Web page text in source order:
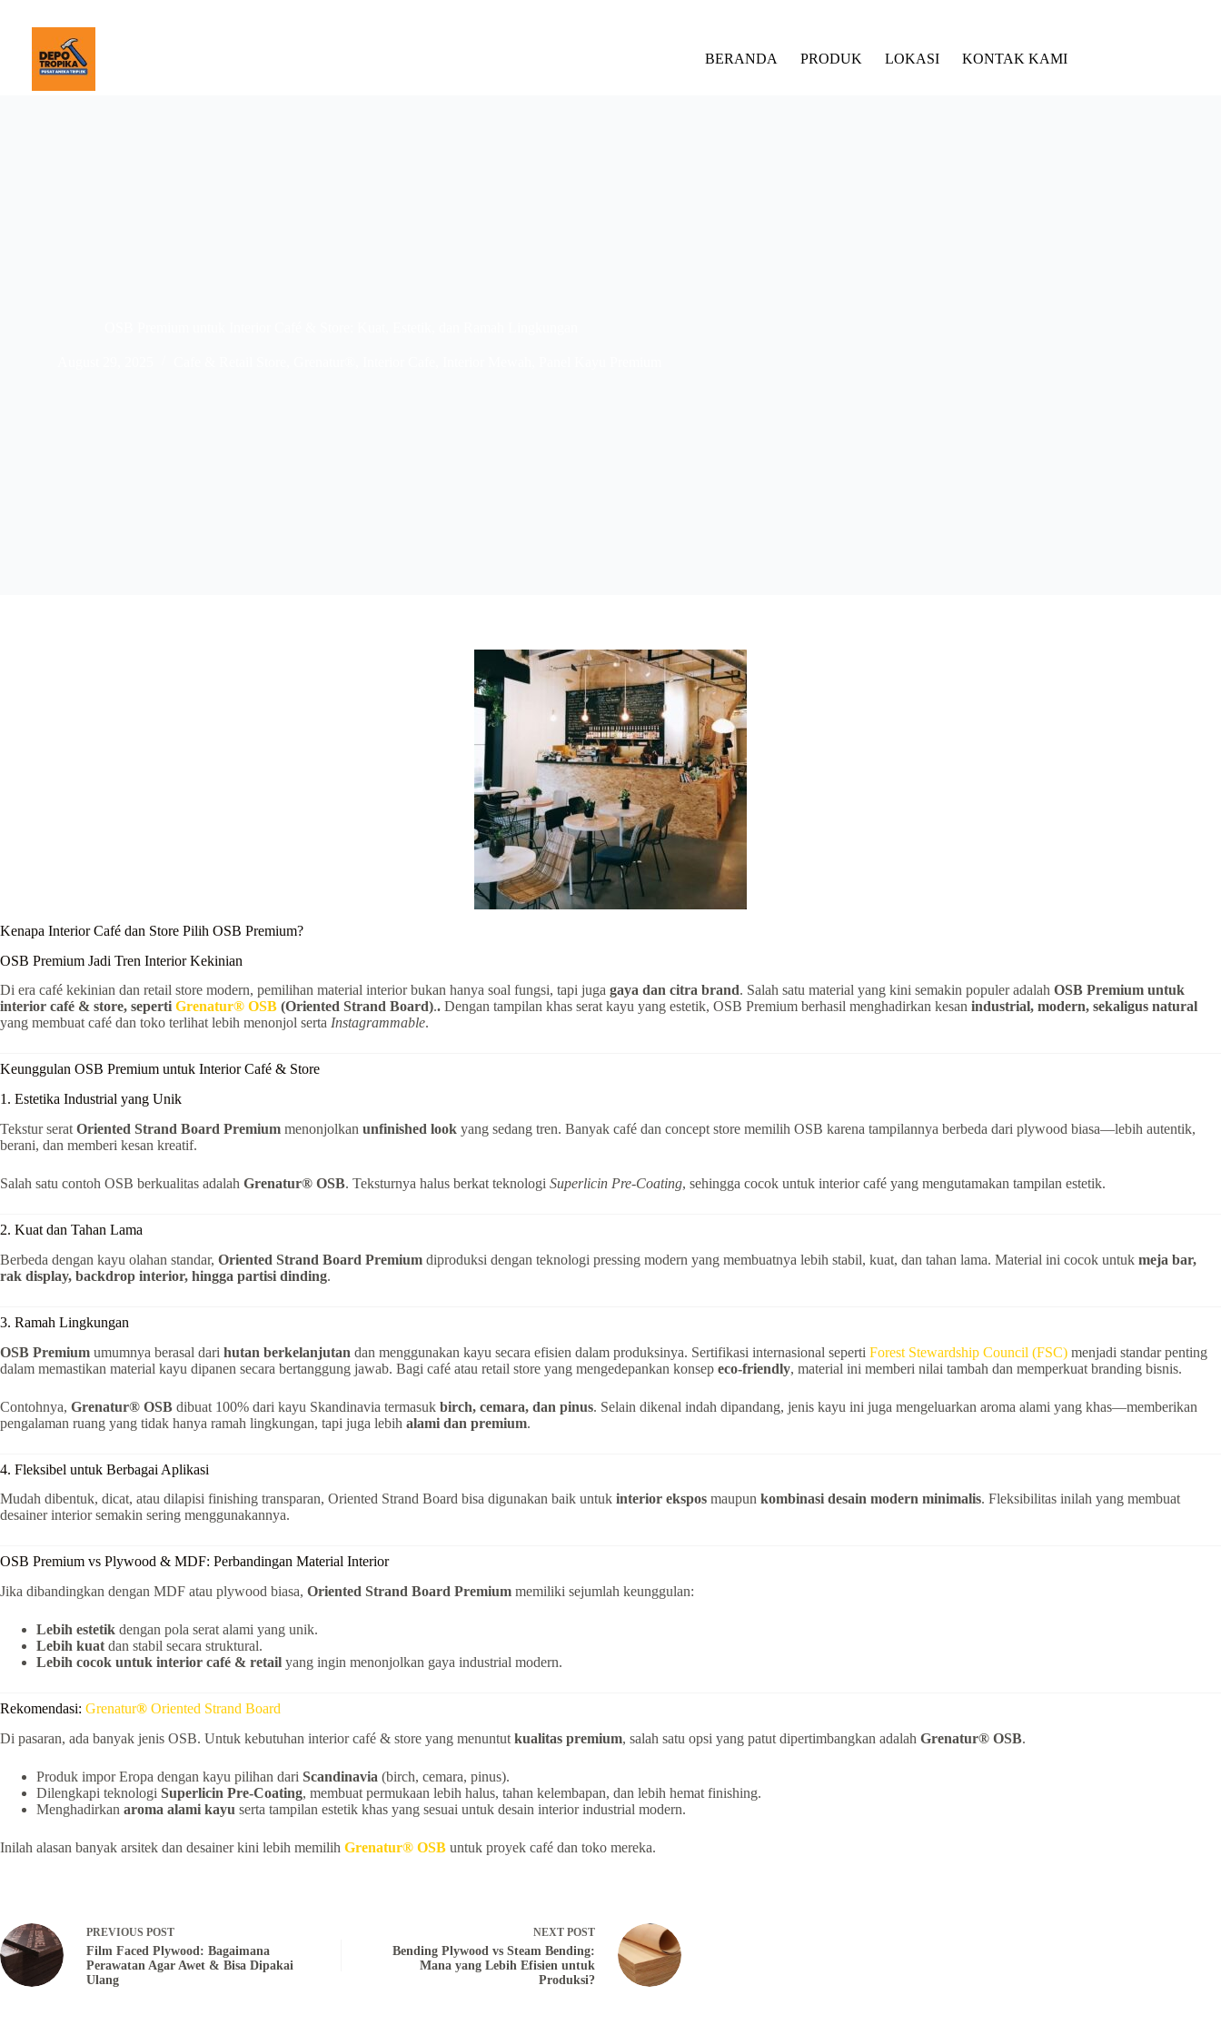
BERANDA PRODUK LOKASI KONTAK KAMI
Kenapa Interior Café dan Store Pilih OSB Premium?
OSB Premium Jadi Tren Interior Kekinian
Di era café kekinian dan retail store modern, pemilihan material interior bukan hanya soal fungsi, tapi juga gaya dan citra brand. Salah satu material yang kini semakin populer adalah OSB Premium untuk
interior café & store, seperti Grenatur® OSB (Oriented Strand Board).. Dengan tampilan khas serat kayu yang estetik, OSB Premium berhasil menghadirkan kesan industrial, modern, sekaligus natural
yang membuat café dan toko terlihat lebih menonjol serta Instagrammable.
Keunggulan OSB Premium untuk Interior Café & Store
1. Estetika Industrial yang Unik
Tekstur serat Oriented Strand Board Premium menonjolkan unfinished look yang sedang tren. Banyak café dan concept store memilih OSB karena tampilannya berbeda dari plywood biasa—lebih autentik,
berani, dan memberi kesan kreatif.
Salah satu contoh OSB berkualitas adalah Grenatur® OSB. Teksturnya halus berkat teknologi Superlicin Pre-Coating, sehingga cocok untuk interior café yang mengutamakan tampilan estetik.
2. Kuat dan Tahan Lama
Berbeda dengan kayu olahan standar, Oriented Strand Board Premium diproduksi dengan teknologi pressing modern yang membuatnya lebih stabil, kuat, dan tahan lama. Material ini cocok untuk meja bar,
rak display, backdrop interior, hingga partisi dinding.
3. Ramah Lingkungan
OSB Premium umumnya berasal dari hutan berkelanjutan dan menggunakan kayu secara efisien dalam produksinya. Sertifikasi internasional seperti Forest Stewardship Council (FSC) menjadi standar penting
dalam memastikan material kayu dipanen secara bertanggung jawab. Bagi café atau retail store yang mengedepankan konsep eco-friendly, material ini memberi nilai tambah dan memperkuat branding bisnis.
Contohnya, Grenatur® OSB dibuat 100% dari kayu Skandinavia termasuk birch, cemara, dan pinus. Selain dikenal indah dipandang, jenis kayu ini juga mengeluarkan aroma alami yang khas—memberikan
pengalaman ruang yang tidak hanya ramah lingkungan, tapi juga lebih alami dan premium.
4. Fleksibel untuk Berbagai Aplikasi
Mudah dibentuk, dicat, atau dilapisi finishing transparan, Oriented Strand Board bisa digunakan baik untuk interior ekspos maupun kombinasi desain modern minimalis. Fleksibilitas inilah yang membuat
desainer interior semakin sering menggunakannya.
OSB Premium vs Plywood & MDF: Perbandingan Material Interior
Jika dibandingkan dengan MDF atau plywood biasa, Oriented Strand Board Premium memiliki sejumlah keunggulan:
Lebih estetik dengan pola serat alami yang unik.
Lebih kuat dan stabil secara struktural.
Lebih cocok untuk interior café & retail yang ingin menonjolkan gaya industrial modern.
Rekomendasi: Grenatur® Oriented Strand Board
Di pasaran, ada banyak jenis OSB. Untuk kebutuhan interior café & store yang menuntut kualitas premium, salah satu opsi yang patut dipertimbangkan adalah Grenatur® OSB.
Produk impor Eropa dengan kayu pilihan dari Scandinavia (birch, cemara, pinus).
Dilengkapi teknologi Superlicin Pre-Coating, membuat permukaan lebih halus, tahan kelembapan, dan lebih hemat finishing.
Menghadirkan aroma alami kayu serta tampilan estetik khas yang sesuai untuk desain interior industrial modern.
Inilah alasan banyak arsitek dan desainer kini lebih memilih Grenatur® OSB untuk proyek café dan toko mereka.
PREVIOUS POST
Film Faced Plywood: Bagaimana
Perawatan Agar Awet & Bisa Dipakai
Ulang
NEXT POST
Bending Plywood vs Steam Bending:
Mana yang Lebih Efisien untuk
Produksi?